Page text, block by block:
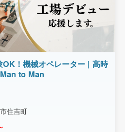
OK！機械オペレーター | 高時
to Man
住吉町